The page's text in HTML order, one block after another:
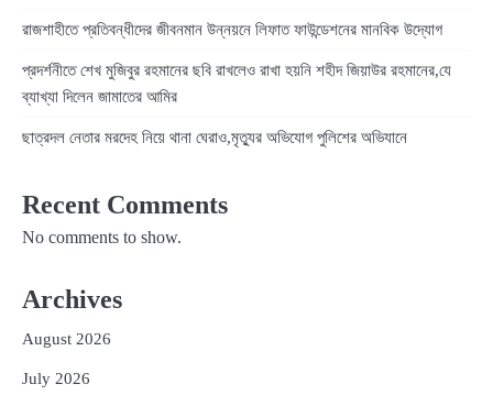
রাজশাহীতে প্রতিবন্ধীদের জীবনমান উন্নয়নে লিফাত ফাউন্ডেশনের মানবিক উদ্যোগ
প্রদর্শনীতে শেখ মুজিবুর রহমানের ছবি রাখলেও রাখা হয়নি শহীদ জিয়াউর রহমানের,যে
ব্যাখ্যা দিলেন জামাতের আমির
ছাত্রদল নেতার মরদেহ নিয়ে থানা ঘেরাও,মৃত্যুর অভিযোগ পুলিশের অভিযানে
Recent Comments
No comments to show.
Archives
August 2026
July 2026